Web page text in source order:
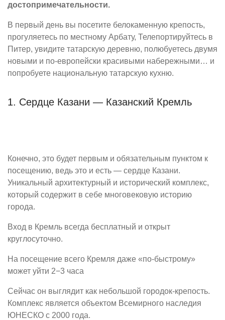
достопримечательности.
В первый день вы посетите белокаменную крепость,
прогуляетесь по местному Арбату, Телепортируйтесь в
Питер, увидите татарскую деревню, полюбуетесь двумя
новыми и по-европейски красивыми набережными… и
попробуете национальную татарскую кухню.
1. Сердце Казани — Казанский Кремль
Конечно, это будет первым и обязательным пунктом к
посещению, ведь это и есть — сердце Казани.
Уникальный архитектурный и исторический комплекс,
который содержит в себе многовековую историю
города.
Вход в Кремль всегда бесплатный и открыт
круглосуточно.
На посещение всего Кремля даже «по-быстрому»
может уйти 2−3 часа
Сейчас он выглядит как небольшой городок-крепость.
Комплекс является объектом Всемирного наследия
ЮНЕСКО с 2000 года.